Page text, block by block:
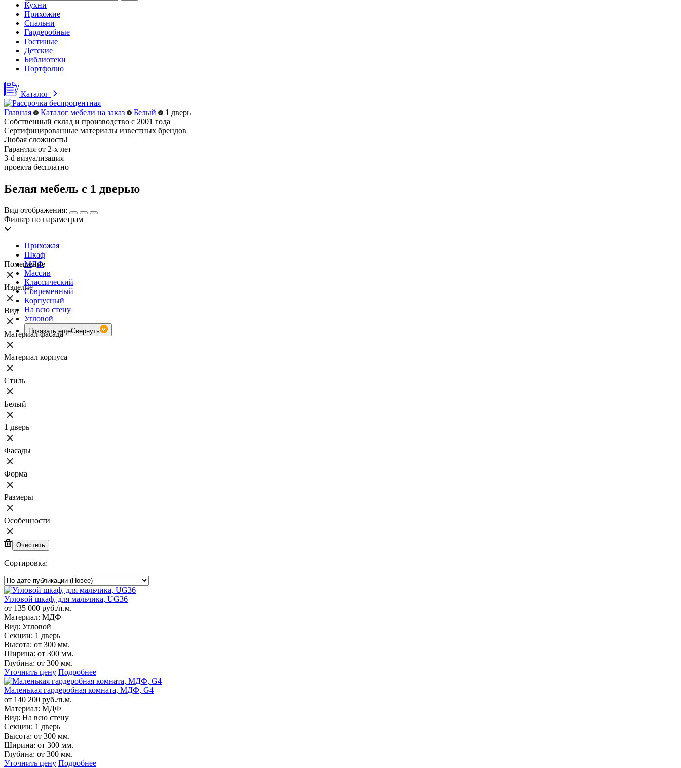
Кухни
Прихожие
Спальни
Гардеробные
Гостиные
Детские
Библиотеки
Портфолио
Каталог
Главная Каталог мебели на заказ Белый
1 дверь
Собственный склад и производство с 2001 года
Сертифицированные материалы известных брендов
Любая сложность!
Гарантия от 2-х лет
3-d визуализация
проекта бесплатно
Белая мебель с 1 дверью
Вид отображения:
Фильтр по параметрам
Прихожая
Шкаф
МДФ
Массив
Классический
Современный
Корпусный
На всю стену
Угловой
Показать ещеСвернуть
Помещение
Изделие
Вид
Материал фасада
Материал корпуса
Стиль
Белый
1 дверь
Фасады
Форма
Размеры
Особенности
Сортировка:
Угловой шкаф, для мальчика, UG36
от 135 000 руб./п.м.
Материал: МДФ
Вид: Угловой
Секции: 1 дверь
Высота: от 300 мм.
Ширина: от 300 мм.
Глубина: от 300 мм.
Уточнить цену Подробнее
Маленькая гардеробная комната, МДФ, G4
от 140 200 руб./п.м.
Материал: МДФ
Вид: На всю стену
Секции: 1 дверь
Высота: от 300 мм.
Ширина: от 300 мм.
Глубина: от 300 мм.
Уточнить цену Подробнее